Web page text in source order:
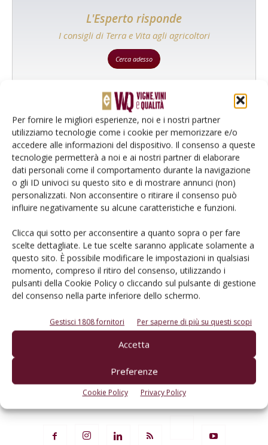
Per fornire le migliori esperienze, noi e i nostri partner
utilizziamo tecnologie come i cookie per memorizzare e/o
accedere alle informazioni del dispositivo. Il consenso a queste
tecnologie permetterà a noi e ai nostri partner di elaborare
dati personali come il comportamento durante la navigazione
o gli ID univoci su questo sito e di mostrare annunci (non)
personalizzati. Non acconsentire o ritirare il consenso può
influire negativamente su alcune caratteristiche e funzioni.
Clicca qui sotto per acconsentire a quanto sopra o per fare
scelte dettagliate. Le tue scelte saranno applicate solamente a
questo sito. È possibile modificare le impostazioni in qualsiasi
momento, compreso il ritiro del consenso, utilizzando i
pulsanti della Cookie Policy o cliccando sul pulsante di gestione
del consenso nella parte inferiore dello schermo.
Gestisci 1808 fornitori Per saperne di più su questi scopi
Accetta
Preferenze
Cookie Policy Privacy Policy
L'Esperto risponde
I consigli di Terra e Vita agli agricoltori
Cerca adesso
Rimani aggiornato sul mondo
dell’agricoltura
Iscriviti alle nostre newsletter